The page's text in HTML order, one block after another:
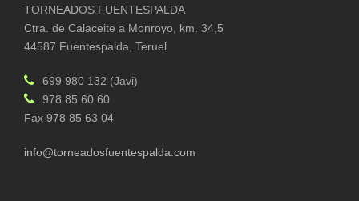
TORNEADOS FUENTESPALDA
Ctra. de Calaceite a Monroyo, km. 34,5
44587 Fuentespalda, Teruel
699 980 132 (Javi)
978 85 60 60
Fax 978 85 63 04
info@torneadosfuentespalda.com